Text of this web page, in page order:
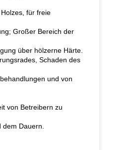
für freie
Großer Bereich der
über hölzerne Härte.
Schaden des
und von
von Betreibern zu
Dauern.